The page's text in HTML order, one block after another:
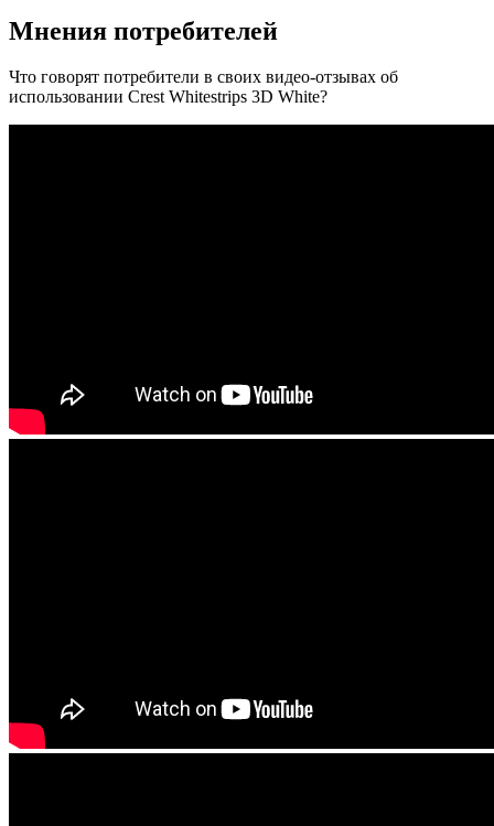
Мнения потребителей
Что говорят потребители в своих видео-отзывах об
использовании Crest Whitestrips 3D White?